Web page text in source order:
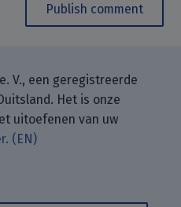
Publish comment
V., een geregistreerde
Het is onze
uitoefenen van uw
(EN)
blogposts met
via Matrix.